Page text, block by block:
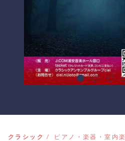
クラシック ピアノ・楽器・室内楽